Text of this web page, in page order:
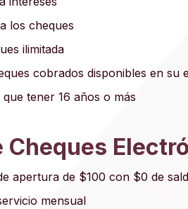
los cheques
ilimitada
cobrados disponibles en su
tener 16 años o más
Cheques
apertura de $100 con $0 de
mensual